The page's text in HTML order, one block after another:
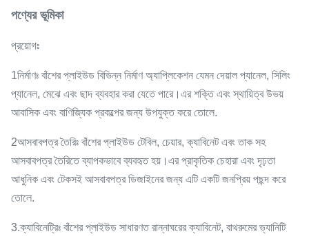
পণ্যের ভূমিকা
প্রয়োগঃ
1নির্মাণঃ বাঁশের প্লাইউড বিভিন্ন নির্মাণ অ্যাপ্লিকেশন যেমন দেয়াল প্যানেল, সিলিং
প্যানেল, মেঝে এবং ছাদ ব্যবহার করা যেতে পারে।এর শক্তি এবং স্থায়িত্ব উভয়
আবাসিক এবং বাণিজ্যিক প্রকল্পের জন্য উপযুক্ত করে তোলে.
2আসবাবপত্র তৈরিঃ বাঁশের প্লাইউড টেবিল, চেয়ার, ক্যাবিনেট এবং তাক সহ
আসবাবপত্র তৈরিতে ব্যাপকভাবে ব্যবহৃত হয়।এর প্রাকৃতিক চেহারা এবং দৃঢ়তা
আধুনিক এবং টেকসই আসবাবপত্র ডিজাইনের জন্য এটি একটি জনপ্রিয় পছন্দ করে
তোলে.
3.ক্যাবিনেট্রিঃ বাঁশের প্লাইউড সাধারণত রান্নাঘরের ক্যাবিনেট, বাথরুমের ভ্যানিটি